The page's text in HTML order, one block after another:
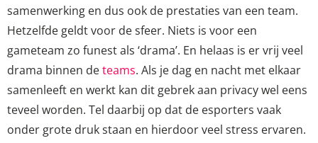
samenwerking en dus ook de prestaties van een team.
Hetzelfde geldt voor de sfeer. Niets is voor een
gameteam zo funest als ‘drama’. En helaas is er vrij veel
drama binnen deteams. Als je dag en nacht met elkaar
samenleeft en werkt kan dit gebrek aan privacy wel eens
teveel worden. Tel daarbij op dat de esporters vaak
onder grote druk staan en hierdoor veel stress ervaren.